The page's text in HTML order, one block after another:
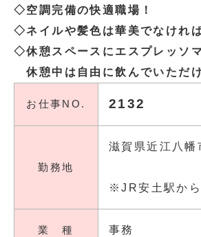
◇空調完備の快適職場！
◇ネイルや髪色は華美でなけれ
◇休憩スペースにエスプレッソ
休憩中は自由に飲んでいただけ
お仕事NO. 2132
勤務地
滋賀県近江八
※JR安土駅か
業 種 事務